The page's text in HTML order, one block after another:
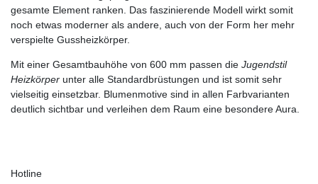
gesamte Element ranken. Das faszinierende Modell wirkt somit
noch etwas moderner als andere, auch von der Form her mehr
verspielte Gussheizkörper.
Mit einer Gesamtbauhöhe von 600 mm passen die Jugendstil
Heizkörper unter alle Standardbrüstungen und ist somit sehr
vielseitig einsetzbar. Blumenmotive sind in allen Farbvarianten
deutlich sichtbar und verleihen dem Raum eine besondere Aura.
Hotline